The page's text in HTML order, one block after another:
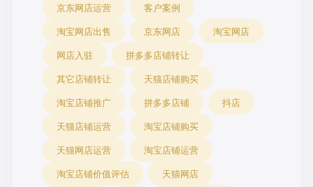
京东网店运营
客户案例
淘宝网店出售
京东网店
淘宝网店
网店入驻
拼多多店铺转让
其它店铺转让
天猫店铺购买
淘宝店铺推广
拼多多店铺
抖店
天猫店铺运营
淘宝店铺购买
天猫网店运营
淘宝店铺运营
淘宝店铺价值评估
天猫网店